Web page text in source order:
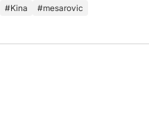
Kina mesarovic